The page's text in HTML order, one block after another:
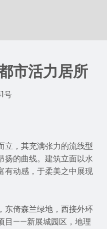
市活力居所
号
立，其充满张力的流线型
扬的曲线。建筑立面以水
有动感，于柔美之中展现
东倚森兰绿地，西接外环
目——新展城园区，地理